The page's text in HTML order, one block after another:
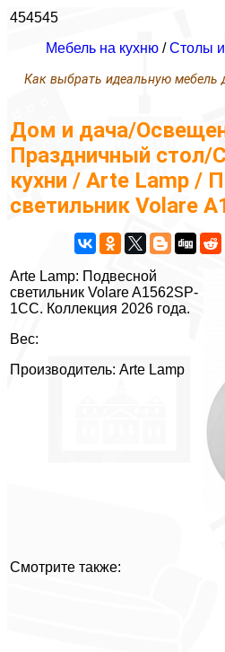
454545
Мебель на кухню /Столы и
Как выбрать идеальную мебель
Дом и дача/
Праздничный стол/
кухни / Arte Lamp /
светильник Volare
Arte Lamp: Подвесной
светильник Volare A1562SP-
1CC. Коллекция 2026 года.
Вес:
Производитель: Arte Lamp
Смотрите также: